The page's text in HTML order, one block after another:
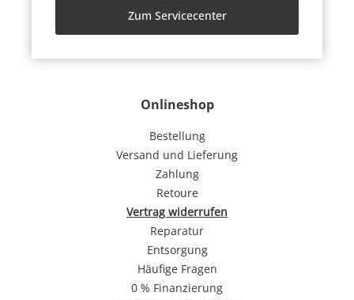
Onlineshop
Bestellung
Versand und Lieferung
Zahlung
Retoure
Vertrag widerrufen
Reparatur
Entsorgung
Häufige Fragen
0 % Finanzierung
Zum Servicecenter